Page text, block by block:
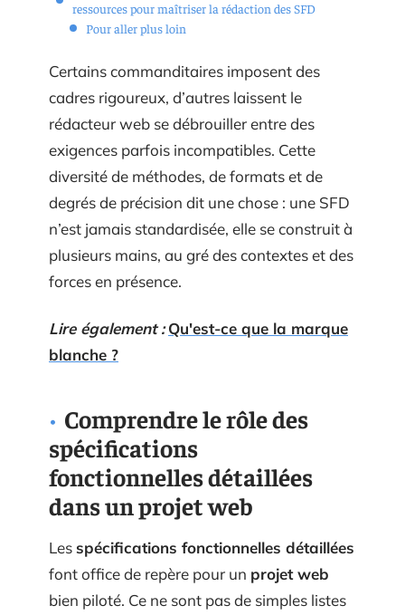
ressources pour maîtriser la rédaction des SFD
Pour aller plus loin
Certains commanditaires imposent des
cadres rigoureux, d’autres laissent le
rédacteur web se débrouiller entre des
exigences parfois incompatibles. Cette
diversité de méthodes, de formats et de
degrés de précision dit une chose : une SFD
n’est jamais standardisée, elle se construit à
plusieurs mains, au gré des contextes et des
forces en présence.
Lire également : Qu'est-ce que la marque
blanche ?
Comprendre le rôle des
spécifications
fonctionnelles détaillées
dans un projet web
Lesspécifications fonctionnelles détaillées
font office de repère pour un projet web
bien piloté. Ce ne sont pas de simples listes